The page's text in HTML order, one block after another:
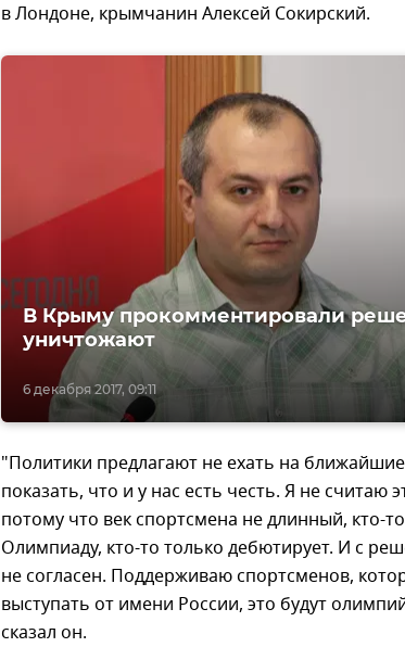
в Лондоне, крымчанин Алексей Сокирский.
6 декабря 2017, 09:11
В Крыму прокомментировали
уничтожают
"Политики предлагают не ехать на
показать, что и у нас есть честь. Я не
потому что век спортсмена не длинный, кто-
Олимпиаду, кто-то только дебютирует. И с
не согласен. Поддерживаю спортсменов,
выступать от имени России, это будут
сказал он.